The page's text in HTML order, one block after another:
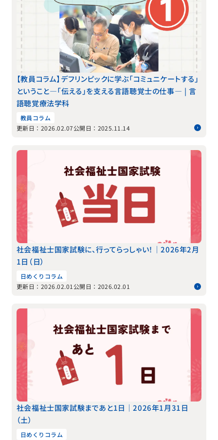
【教員コラム】デフリンピックに学ぶ「コミュニケートする」
ということ―「伝える」を支える言語聴覚士の仕事― | 言
語聴覚療法学科
教員コラム
更新日：2026.02.07公開日：2025.11.14
社会福祉士国家試験に、行ってらっしゃい！｜2026年2月
1日（日）
日めくりコラム
更新日：2026.02.01 公開日：2026.02.01
社会福祉士国家試験まであと1日｜2026年1月31日
（土）
日めくりコラム